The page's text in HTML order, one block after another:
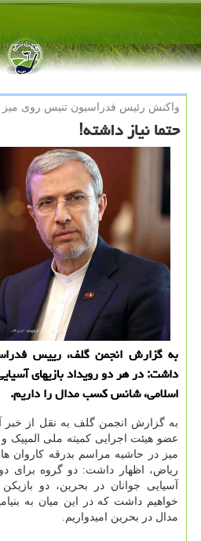
واكنش رئیس فدراسیون تنیس روی
حتما نیاز داشته!
به گزارش انجمن گلف، رییس
داشت: در هر دو رویداد بازیهای
اسلامی، شانس کسب مدال را داریم.
به گزارش انجمن گلف به نقل از خبر
عضو هیئت اجرایی کمیته ملی
میز در حاشیه مراسم بدرقه کاروان
ریاض، اظهار داشت: دو گروه برای دو
آسیایی جوانان در بحرین، دو
خواهیم داشت که در این میان به
مدال در بحرین امیدواریم.